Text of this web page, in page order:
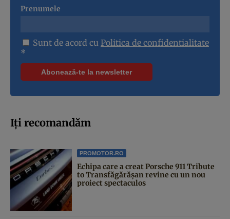
Prenumele
Sunt de acord cu Politica de confidentialitate
*
Iți recomandăm
PROMOTOR.RO
Echipa care a creat Porsche 911 Tribute
to Transfăgărășan revine cu un nou
proiect spectaculos